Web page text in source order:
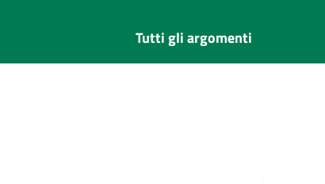
Tutti gli argomenti